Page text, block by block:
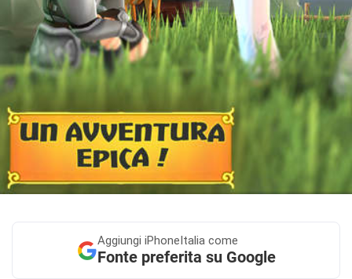
Aggiungi iPhoneItalia come
Fonte preferita su Google